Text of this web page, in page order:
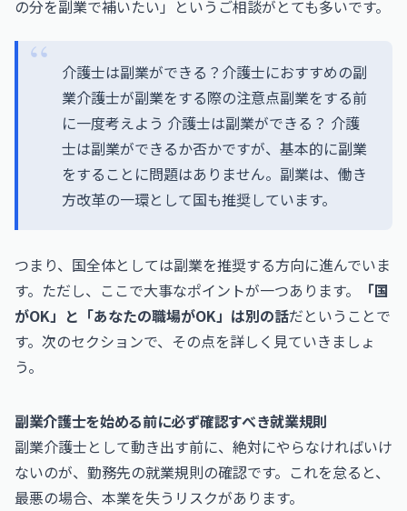
の分を副業で補いたい」というご相談がとても多いです。
介護士は副業ができる？介護士におすすめの副
業介護士が副業をする際の注意点副業をする前
に一度考えよう 介護士は副業ができる？ 介護
士は副業ができるか否かですが、基本的に副業
をすることに問題はありません。副業は、働き
方改革の一環として国も推奨しています。
つまり、国全体としては副業を推奨する方向に進んでいま
す。ただし、ここで大事なポイントが一つあります。
「国
がOK」と「あなたの職場がOK」は別の話だということで
す。次のセクションで、その点を詳しく見ていきましょ
う。
副業介護士を始める前に必ず確認すべき就業規則
副業介護士として動き出す前に、絶対にやらなければいけ
ないのが、勤務先の就業規則の確認です。これを怠ると、
最悪の場合、本業を失うリスクがあります。